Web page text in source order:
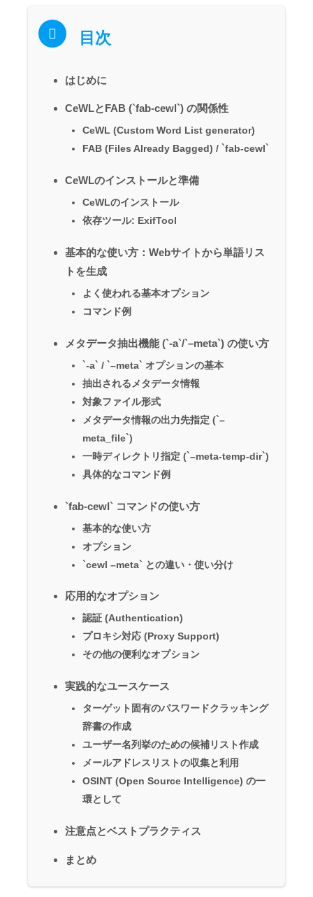
目次
はじめに
CeWLとFAB (`fab-cewl`) の関係性
CeWL (Custom Word List generator)
FAB (Files Already Bagged) / `fab-cewl`
CeWLのインストールと準備
CeWLのインストール
依存ツール: ExifTool
基本的な使い方：Webサイトから単語リス
トを生成
よく使われる基本オプション
コマンド例
メタデータ抽出機能 (`-a`/`–meta`) の使い方
`-a` / `–meta` オプションの基本
抽出されるメタデータ情報
対象ファイル形式
メタデータ情報の出力先指定 (`–
meta_file`)
一時ディレクトリ指定 (`–meta-temp-dir`)
具体的なコマンド例
`fab-cewl` コマンドの使い方
基本的な使い方
オプション
`cewl –meta` との違い・使い分け
応用的なオプション
認証 (Authentication)
プロキシ対応 (Proxy Support)
その他の便利なオプション
実践的なユースケース
ターゲット固有のパスワードクラッキング
辞書の作成
ユーザー名列挙のための候補リスト作成
メールアドレスリストの収集と利用
OSINT (Open Source Intelligence) の一
環として
注意点とベストプラクティス
まとめ